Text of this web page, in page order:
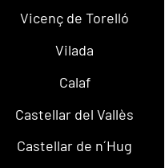
Vicenç de Torelló
Vilada
Calaf
Castellar del Vallès
Castellar de n´Hug